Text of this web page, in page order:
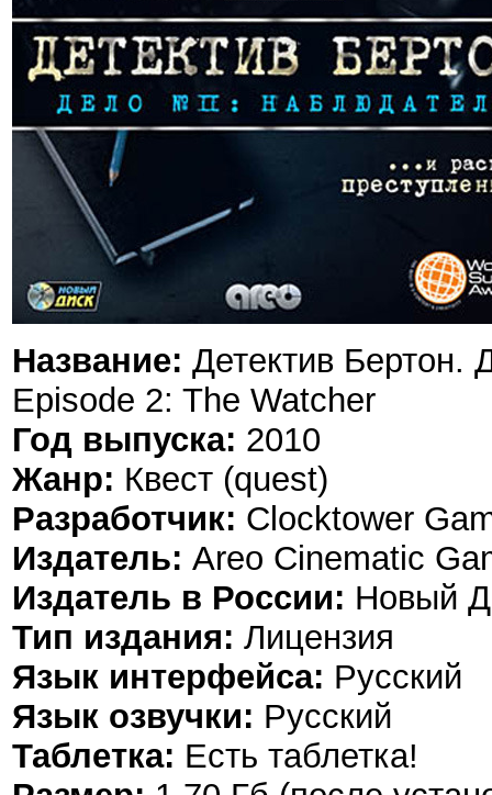
Название: Детектив
Episode 2: The Watcher
Год выпуска: 2010
Жанр: Квест (quest)
Разработчик: Clocktower
Издатель: Areo Cinematic
Издатель в России: Новый
Тип издания: Лицензия
Язык интерфейса: Русский
Язык озвучки: Русский
Таблетка: Есть таблетка!